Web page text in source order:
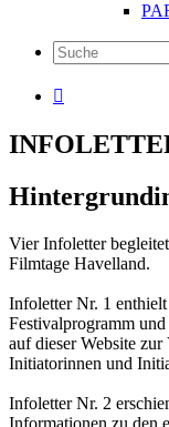

Vier Infoletter
Filmtage Havelland.
Infoletter Nr. 1
Festivalprogramm
auf dieser Website
Initiatorinnen und
Infoletter Nr. 2
Informationen zu den